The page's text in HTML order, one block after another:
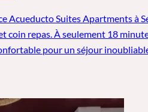
Acueducto Suites Apartments à
coin repas. À seulement 18
pour un séjour